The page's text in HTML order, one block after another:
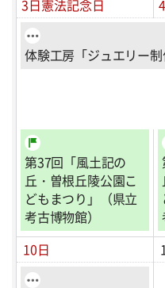
3日憲法記念日
体験工房「ジュエリー
第37回「風土記の
丘・曽根丘陵公園こ
どもまつり」（県立
考古博物館）
10日